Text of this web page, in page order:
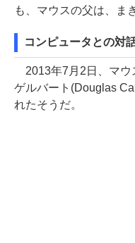
も、マウスの父は、ま
コンピュータとの対
2013年7月2日、マウ
ゲルバート(Douglas
れたそうだ。